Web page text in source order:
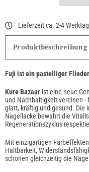
Lieferzeit ca. 2-4
Produktbeschreibung
Fuji ist ein pastelliger
Kure Bazaar ist eine neue
und Nachhaltigkeit vereinen -
glatt, kräftig und gesund. Die
Nagellacke bewahrt die
Regenerationszyklus
Mit einzigartigen
Haltbarkeit,
schonen gleichzeitig die